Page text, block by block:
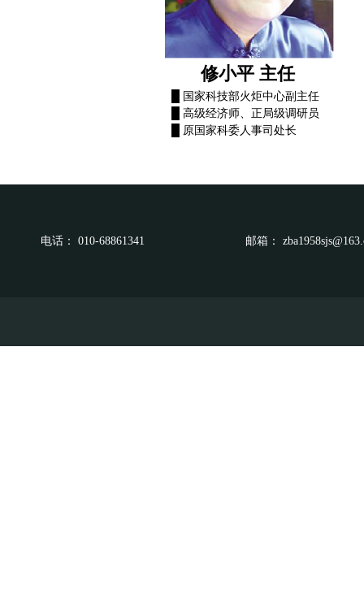
█ 国家科技部火炬中心副主任
█ 高级经济师、正局级调研员
█ 原国家科委人事司处长
修小平 主任
电话： 010-68861341 邮箱：